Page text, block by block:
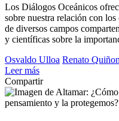
Los Diálogos Oceánicos
sobre nuestra relación con
de diversos campos
y científicas sobre la
Osvaldo Ulloa Renato
Leer más
Compartir